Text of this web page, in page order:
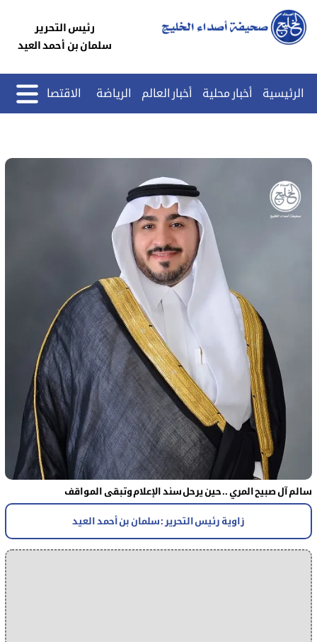
رئيس التحرير
سلمان بن أحمد العيد
الرئيسية أخبار محلية أخبار العالم الرياضة الاقتصاد
سالم آل صبيح المري .. حين يرحل سند الإعلام وتبقى المواقف
زاوية رئيس التحرير : سلمان بن أحمد العيد